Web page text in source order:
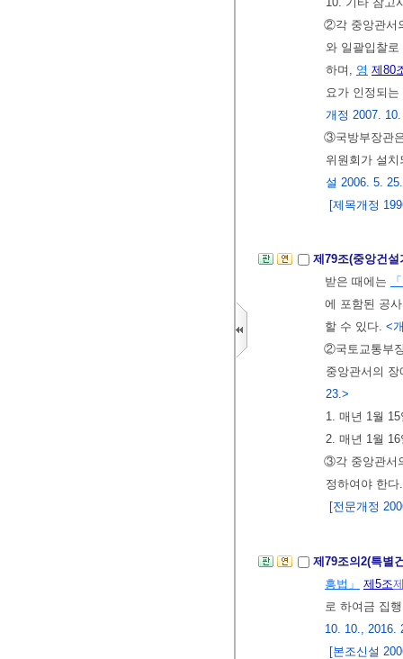
②각 중앙관서
와 일괄입찰
하며, 영 제80
요가 인정되
개정 2007.
③국방부장관
위원회가 설
설 2006. 5.
[제목개정
제79조(중앙건
받은 때에는
에 포함된 공
할 수 있다. <
②국토교통부
중앙관서의
23.>
1. 매년 1월
2. 매년 1월
③각 중앙관서
정하여야 한
[전문개정
제79조의2(특별
흥법」
제5조
로 하여금 집
10. 10., 2016.
[본조신설